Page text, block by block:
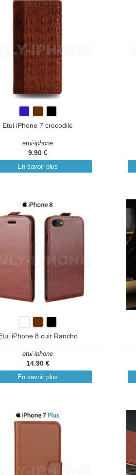
Etui iPhone 7 crocodile
etui-iphone
9.90 €
En savoir plus
iPhone 8 cuir Rancho
etui-iphone
14.90 €
En savoir plus